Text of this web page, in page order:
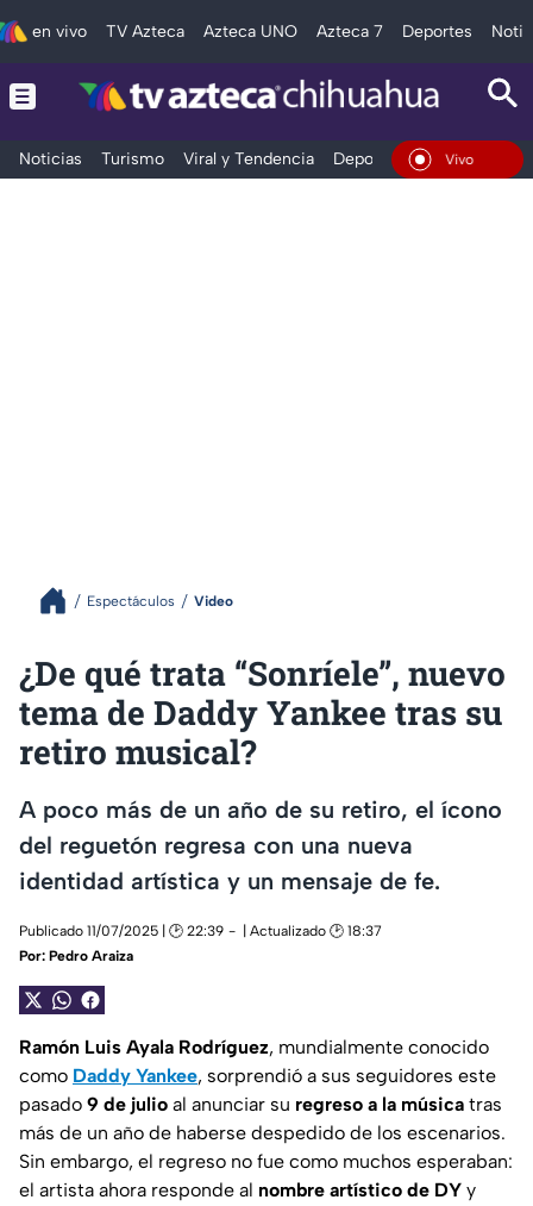
en vivo TV Azteca Azteca UNO Azteca 7 Deportes
Noticias Turismo Viral y Tendencia Deportes Espectáculos
En Vivo
Espectáculos Video
¿De qué trata “Sonríele”, nuevo
tema de Daddy Yankee tras su
retiro musical?
A poco más de un año de su retiro, el ícono
del reguetón regresa con una nueva
identidad artística y un mensaje de fe.
Publicado 11/07/2025 | 🕑 22:39
| Actualizado 🕑 18:37
Por: Pedro Araiza
Ramón Luis Ayala Rodríguez, mundialmente conocido
como Daddy Yankee, sorprendió a sus seguidores este
pasado 9 de julio al anunciar su regreso a la música tras
más de un año de haberse despedido de los escenarios.
Sin embargo, el regreso no fue como muchos esperaban:
el artista ahora responde al nombre artístico de DY y